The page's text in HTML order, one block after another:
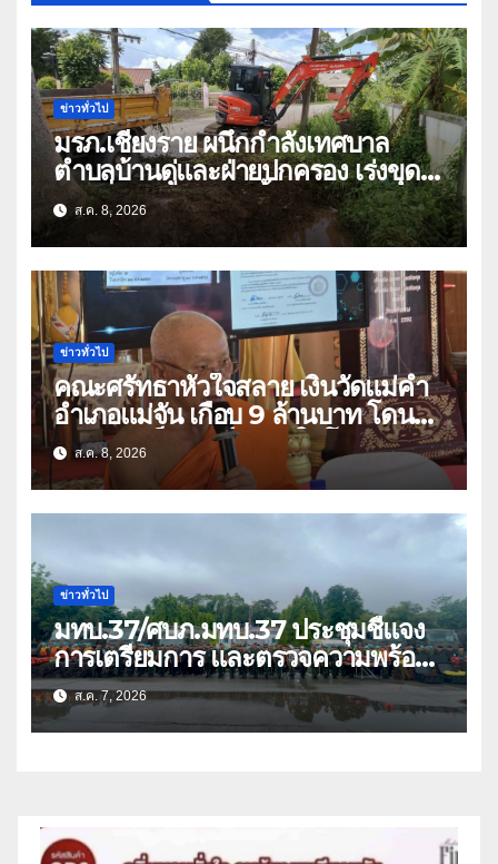
ข่าวทั่วไป
มรภ.เชียงราย ผนึกกำลังเทศบาล
ตำบลบ้านดู่และฝ่ายปกครอง เร่งขุด
ลอกสิ่งกีดขวางทางน้ำ ป้องกันและลด
ปัญหาน้ำท่วม
ส.ค. 8, 2026
ข่าวทั่วไป
คณะศรัทธาหัวใจสลาย เงินวัดแม่คำ
อำเภอแม่จัน เกือบ 9 ล้านบาท โดน
แก๊งคอลเซ็นเตอร์หลอกให้โอนข้ามปีก
ว่า 66 บัญชี
ส.ค. 8, 2026
ข่าวทั่วไป
มทบ.37/ศบภ.มทบ.37 ประชุมชี้แจง
การเตรียมการ และตรวจความพร้อม
ด้านการบรรเทาสาธารณภัย
ส.ค. 7, 2026